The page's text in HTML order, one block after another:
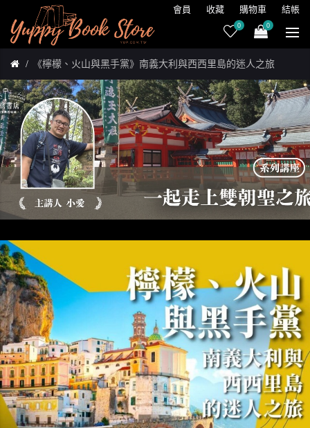
會員 收藏 購物車 結帳
0 0
《檸檬、火山與黑手黨》南義大利與西西里島的迷人之旅